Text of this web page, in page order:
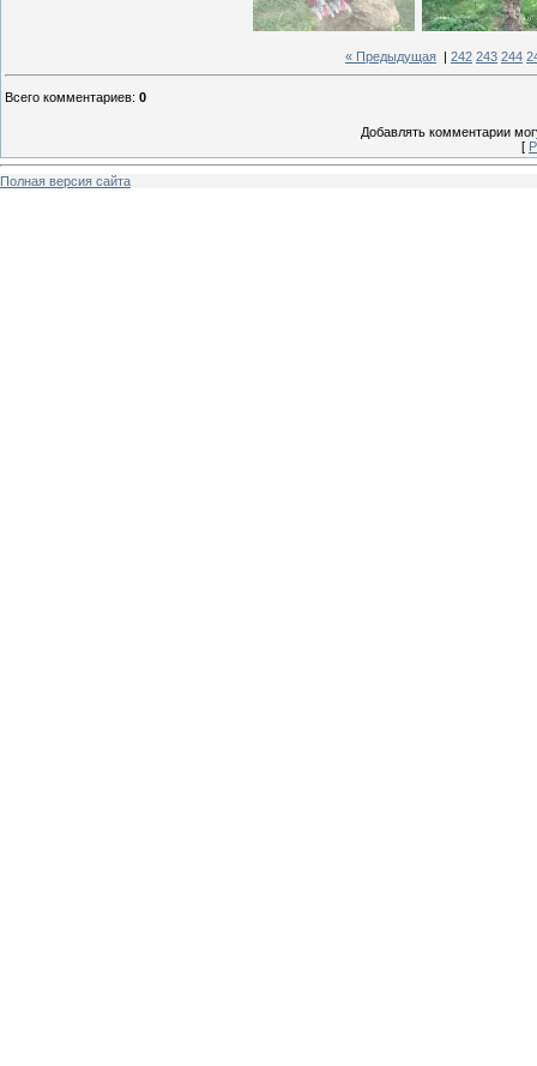
« Предыдущая 242 243 244
Всего комментариев: 0
Добавлять комментарии
[
Полная версия сайта